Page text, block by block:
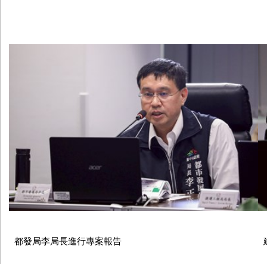
都發局李局長進行專案報告